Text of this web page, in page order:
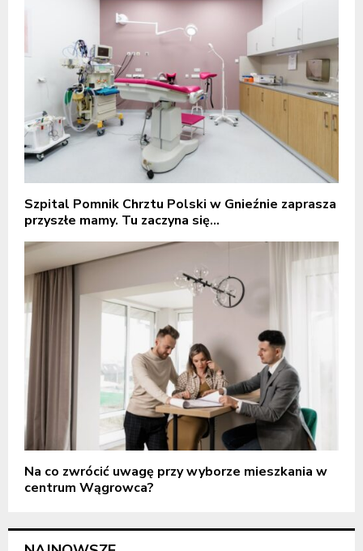
Szpital Pomnik Chrztu Polski w Gnieźnie zaprasza
przyszłe mamy. Tu zaczyna się...
Na co zwrócić uwagę przy wyborze mieszkania w
centrum Wągrowca?